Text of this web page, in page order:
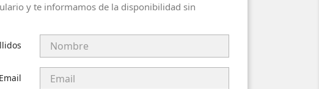
y te informamos de la disponibilidad sin
Email